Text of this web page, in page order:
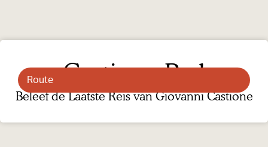
e
Castione Pad
Beleef de Laatste Reis van Giovanni Castione
Route
R